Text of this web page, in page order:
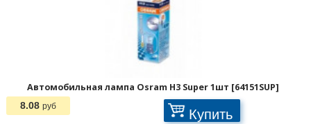
Автомобильная лампа Osram H3 Super 1шт [64151SUP]
8.08 руб Купить